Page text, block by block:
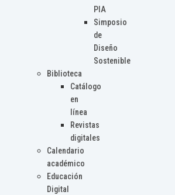
PIA
Simposio
de
Diseño
Sostenible
Biblioteca
Catálogo
en
línea
Revistas
digitales
Calendario
académico
Educación
Digital